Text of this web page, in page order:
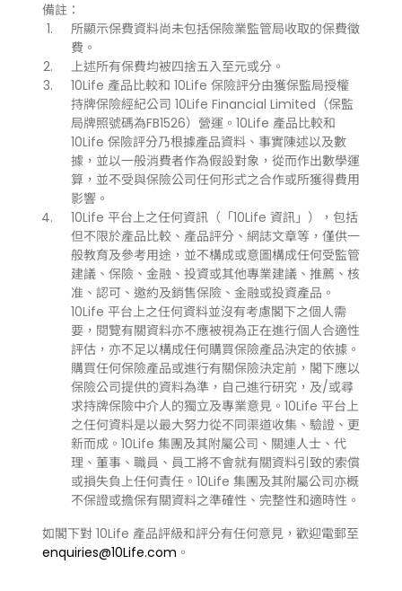
備註：
所顯示保費資料尚未包括保險業監管局收取的保費徵
費。
上述所有保費均被四捨五入至元或分。
10Life 產品比較和 10Life 保險評分由獲保監局授權
持牌保險經紀公司 10Life Financial Limited（保監
局牌照號碼為FB1526）營運。10Life 產品比較和
10Life 保險評分乃根據產品資料、事實陳述以及數
據，並以一般消費者作為假設對象，從而作出數學運
算，並不受與保險公司任何形式之合作或所獲得費用
影響。
10Life 平台上之任何資訊（「10Life 資訊」），包括
但不限於產品比較、產品評分、網誌文章等，僅供一
般教育及參考用途，並不構成或意圖構成任何受監管
建議、保險、金融、投資或其他專業建議、推薦、核
准、認可、邀約及銷售保險、金融或投資產品。
10Life 平台上之任何資料並沒有考慮閣下之個人需
要，閱覽有關資料亦不應被視為正在進行個人合適性
評估，亦不足以構成任何購買保險產品決定的依據。
購買任何保險產品或進行有關保險決定前，閣下應以
保險公司提供的資料為準，自己進行研究，及/或尋
求持牌保險中介人的獨立及專業意見。10Life 平台上
之任何資料是以最大努力從不同渠道收集、驗證、更
新而成。10Life 集團及其附屬公司、關連人士、代
理、董事、職員、員工將不會就有關資料引致的索償
或損失負上任何責任。10Life 集團及其附屬公司亦概
不保證或擔保有關資料之準確性、完整性和適時性。
如閣下對 10Life 產品評級和評分有任何意見，歡迎電郵至
enquiries@10Life.com 。